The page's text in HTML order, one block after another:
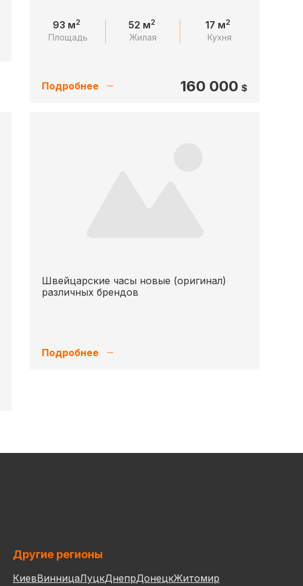
93 м2
Площадь
52 м2
Жилая
17 м2
Кухня
Подробнее 160 000 $
Швейцарские часы новые (оригинал)
различных брендов
Подробнее
Другие регионы
КиевВинницаЛуцкДнепрДонецкЖитомир